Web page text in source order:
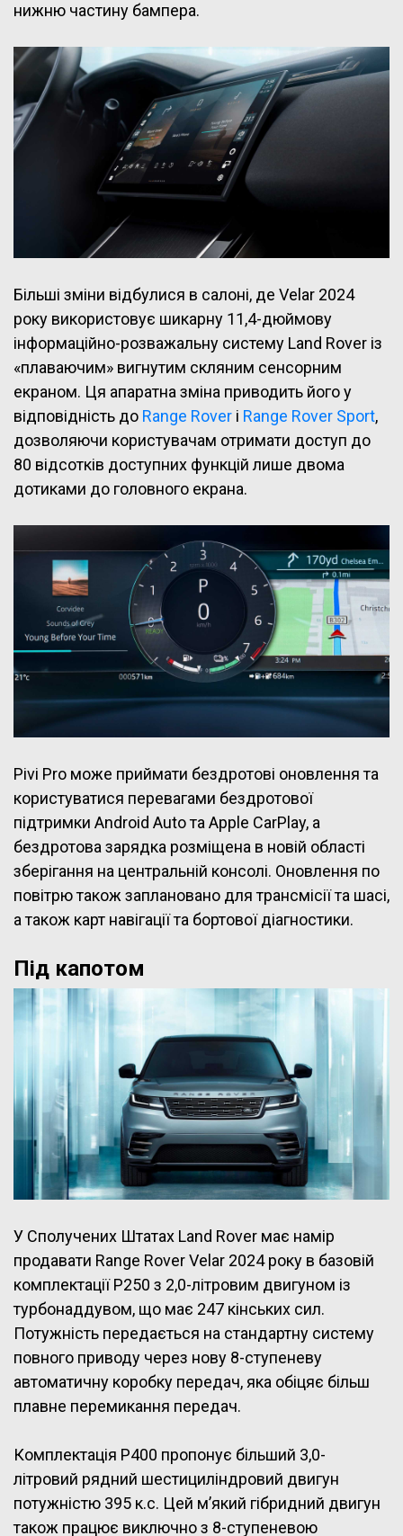
нижню частину бампера.
Більші зміни відбулися в салоні, де Velar 2024
року використовує шикарну 11,4-дюймову
інформаційно-розважальну систему Land Rover із
«плаваючим» вигнутим скляним сенсорним
екраном. Ця апаратна зміна приводить його у
відповідність до Range Rover і Range Rover Sport,
дозволяючи користувачам отримати доступ до
80 відсотків доступних функцій лише двома
дотиками до головного екрана.
Pivi Pro може приймати бездротові оновлення та
користуватися перевагами бездротової
підтримки Android Auto та Apple CarPlay, а
бездротова зарядка розміщена в новій області
зберігання на центральній консолі. Оновлення по
повітрю також заплановано для трансмісії та шасі,
а також карт навігації та бортової діагностики.
Під капотом
У Сполучених Штатах Land Rover має намір
продавати Range Rover Velar 2024 року в базовій
комплектації P250 з 2,0-літровим двигуном із
турбонаддувом, що має 247 кінських сил.
Потужність передається на стандартну систему
повного приводу через нову 8-ступеневу
автоматичну коробку передач, яка обіцяє більш
плавне перемикання передач.
Комплектація P400 пропонує більший 3,0-
літровий рядний шестициліндровий двигун
потужністю 395 к.с. Цей м’який гібридний двигун
також працює виключно з 8-ступеневою